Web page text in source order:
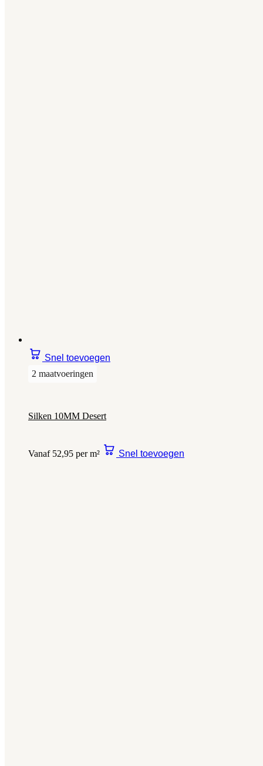
Snel toevoegen
2 maatvoeringen
Silken 10MM Desert
Vanaf 52,95 per m² Snel toevoegen